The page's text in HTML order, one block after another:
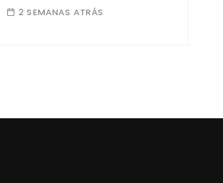
2 SEMANAS ATRÁS